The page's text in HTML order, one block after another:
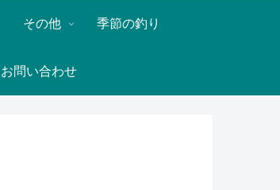
その他 季節の釣り
お問い合わせ